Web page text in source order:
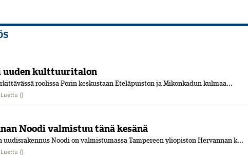
uuden kulttuuritalon
roolissa Porin keskustaan Eteläpuiston ja Mikonkadun kulmaa...
Luettu ()
Noodi valmistuu tänä kesänä
uudisrakennus Noodi on valmistumassa Tampereen yliopiston Hervannan k...
Luettu ()